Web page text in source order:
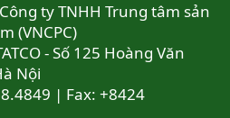
ty TNHH Trung tâm sản
(VNCPC)
- Số 125 Hoàng Văn
Nội
| Fax: +8424